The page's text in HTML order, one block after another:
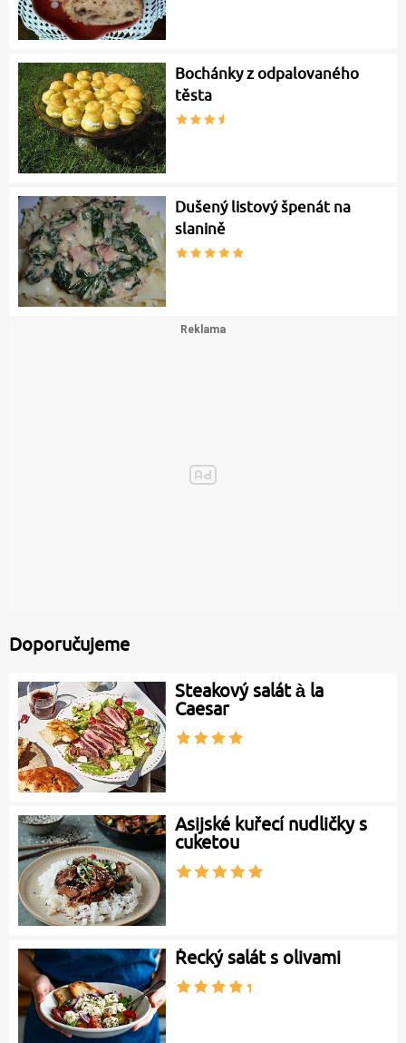
Bochánky z odpalovaného
těsta
Dušený listový špenát na
slanině
Doporučujeme
Steakový salát à la
Caesar
Asijské kuřecí nudličky s
cuketou
Řecký salát s olivami